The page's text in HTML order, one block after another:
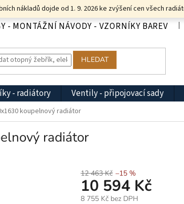
nákladů dojde od 1. 9. 2026 ke zvýšení cen všech
- MONTÁŽNÍ NÁVODY - VZORNÍKY BAREV
HLEDAT
- radiátory Ventily - připojovací sady
koupelnový radiátor
radiátor
12 463 Kč –15 %
10 594 Kč
8 755 Kč bez DPH